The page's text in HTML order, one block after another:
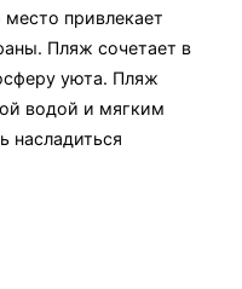
привлекает
Пляж сочетает в
уюта. Пляж
водой и мягким
насладиться